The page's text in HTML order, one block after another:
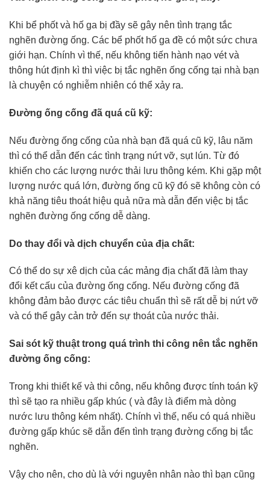
Khi bể phốt và hố ga bị đầy sẽ gây nên tình trạng tắc
nghẽn đường ống. Các bể phốt hố ga đề có một sức chưa
giới hạn. Chính vì thế, nếu không tiến hành nạo vét và
thông hút định kì thì việc bị tắc nghẽn ống cống tại nhà bạn
là chuyện có nghiễm nhiên có thể xảy ra.
Đường ống cống đã quá cũ kỹ:
Nếu đường ống cống của nhà bạn đã quá cũ kỹ, lâu năm
thì có thể dẫn đến các tình trạng nứt vỡ, sụt lún. Từ đó
khiến cho các lượng nước thải lưu thông kém. Khi gặp một
lượng nước quá lớn, đường ống cũ kỹ đó sẽ không còn có
khả năng tiêu thoát hiệu quả nữa mà dẫn đến việc bị tắc
nghẽn đường ống cống dễ dàng.
Do thay đổi và dịch chuyển của địa chất:
Có thể do sự xê dịch của các mảng địa chất đã làm thay
đổi kết cấu của đường ống cống. Nếu đường cống đã
không đảm bảo được các tiêu chuẩn thì sẽ rất dễ bị nứt vỡ
và có thể gây cản trở đến sự thoát của nước thải.
Sai sót kỹ thuật trong quá trình thi công nên tắc nghẽn
đường ống cống:
Trong khi thiết kế và thi công, nếu không được tính toán kỹ
thì sẽ tạo ra nhiều gấp khúc ( và đây là điểm mà dòng
nước lưu thông kém nhất). Chính vì thế, nếu có quá nhiều
đường gấp khúc sẽ dẫn đến tình trạng đường cống bị tắc
nghẽn.
Vậy cho nên, cho dù là với nguyên nhân nào thì bạn cũng